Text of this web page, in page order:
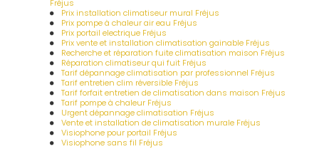
Fréjus
Prix installation climatiseur mural Fréjus
Prix pompe à chaleur air eau Fréjus
Prix portail electrique Fréjus
Prix vente et installation climatisation gainable Fréjus
Recherche et réparation fuite climatisation maison Fréjus
Réparation climatiseur qui fuit Fréjus
Tarif dépannage climatisation par professionnel Fréjus
Tarif entretien clim réversible Fréjus
Tarif forfait entretien de climatisation dans maison Fréjus
Tarif pompe à chaleur Fréjus
Urgent dépannage climatisation Fréjus
Vente et installation de climatisation murale Fréjus
Visiophone pour portail Fréjus
Visiophone sans fil Fréjus